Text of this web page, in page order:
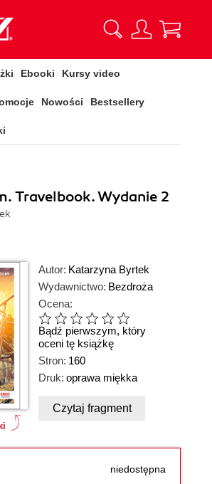
Ebooki Kursy video
Nowości Bestsellery
Travelbook. Wydanie 2
Autor: Katarzyna Byrtek
Wydawnictwo: Bezdroża
Ocena:
Bądź pierwszym, który
oceni tę książkę
Stron: 160
Druk: oprawa miękka
Czytaj fragment
niedostępna